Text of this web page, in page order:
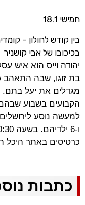
חמישי 18.1
בין קודש לחולון –
בכיכובו של אבי קושניר
יהודה וייס הוא איש
בת זוגו, שבה התאהב
מגדלים את יעל בתם.
הקבועים בשבוע
למעשה נוסע
כרטיסים באתר היכל
כתבות